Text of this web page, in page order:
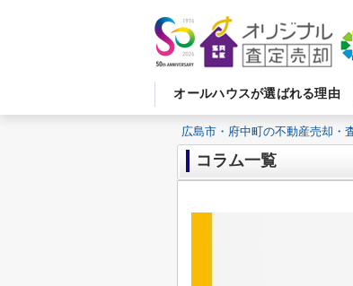
オールハウスが選ばれる理由
広島市・府中町の不動産売却・
コラム一覧